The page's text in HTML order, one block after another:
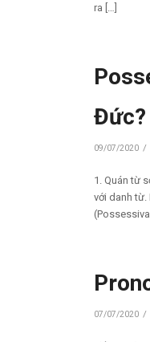
ra […]
Đức?
09/07/2020 /
1. Quán từ
với danh
07/07/2020 /